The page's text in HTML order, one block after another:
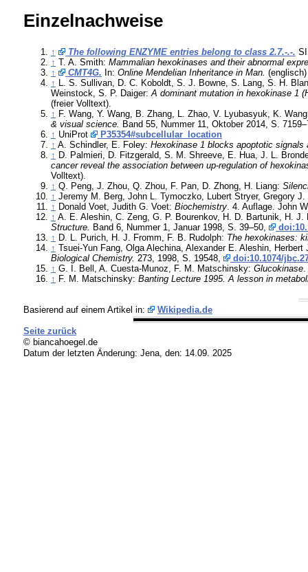
Einzelnachweise
↑ The following ENZYME entries belong to class 2.7.-.-.
↑ T. A. Smith: Mammalian hexokinases and their abnormal
↑
CMT4G. In: Online Mendelian Inheritance in Man. (englisch)
↑ L. S. Sullivan, D. C. Koboldt, S. J. Bowne, S. Lang, S. H.
Weinstock, S. P. Daiger:A dominant mutation in hexokinase 1
(freier Volltext).
↑ F. Wang, Y. Wang, B. Zhang, L. Zhao, V. Lyubasyuk, K.
& visual science. Band 55, Nummer 11, Oktober 2014, S.
↑ UniProt
P35354#subcellular_location
↑ A. Schindler, E. Foley: Hexokinase 1 blocks apoptotic signals
↑ D. Palmieri, D. Fitzgerald, S. M. Shreeve, E. Hua, J. L.
cancer reveal the association between up-regulation of
Volltext).
↑ Q. Peng, J. Zhou, Q. Zhou, F. Pan, D. Zhong, H. Liang:
↑ Jeremy M. Berg, John L. Tymoczko, Lubert Stryer, Gregory
↑ Donald Voet, Judith G. Voet: Biochemistry. 4. Auflage. John
↑ A. E. Aleshin, C. Zeng, G. P. Bourenkov, H. D. Bartunik, H.
Structure. Band 6, Nummer 1, Januar 1998, S. 39–50,
↑ D. L. Purich, H. J. Fromm, F. B. Rudolph: The hexokinases:
↑ Tsuei-Yun Fang, Olga Alechina, Alexander E. Aleshin,
Biological Chemistry. 273, 1998, S. 19548,
doi:10.1074/
↑ G. I. Bell, A. Cuesta-Munoz, F. M. Matschinsky: Glucokinase.
↑ F. M. Matschinsky: Banting Lecture 1995. A lesson in
Basierend auf einem Artikel in: Wikipedia.de
Seite zurück
© biancahoegel.de
Datum der letzten Änderung: Jena, den: 14.09. 2025